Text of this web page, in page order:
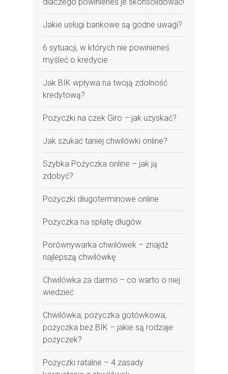
dlaczego powinieneś je skonsolidować!
Jakie usługi bankowe są godne uwagi?
6 sytuacji, w których nie powinieneś
myśleć o kredycie
Jak BIK wpływa na twoją zdolność
kredytową?
Pożyczki na czek Giro – jak uzyskać?
Jak szukać taniej chwilówki online?
Szybka Pożyczka online – jak ją
zdobyć?
Pożyczki długoterminowe online
Pożyczka na spłatę długów
Porównywarka chwilówek – znajdź
najlepszą chwilówkę
Chwilówka za darmo – co warto o niej
wiedzieć
Chwilówka, pożyczka gotówkowa,
pożyczka bez BIK – jakie są rodzaje
pożyczek?
Pożyczki ratalne – 4 zasady